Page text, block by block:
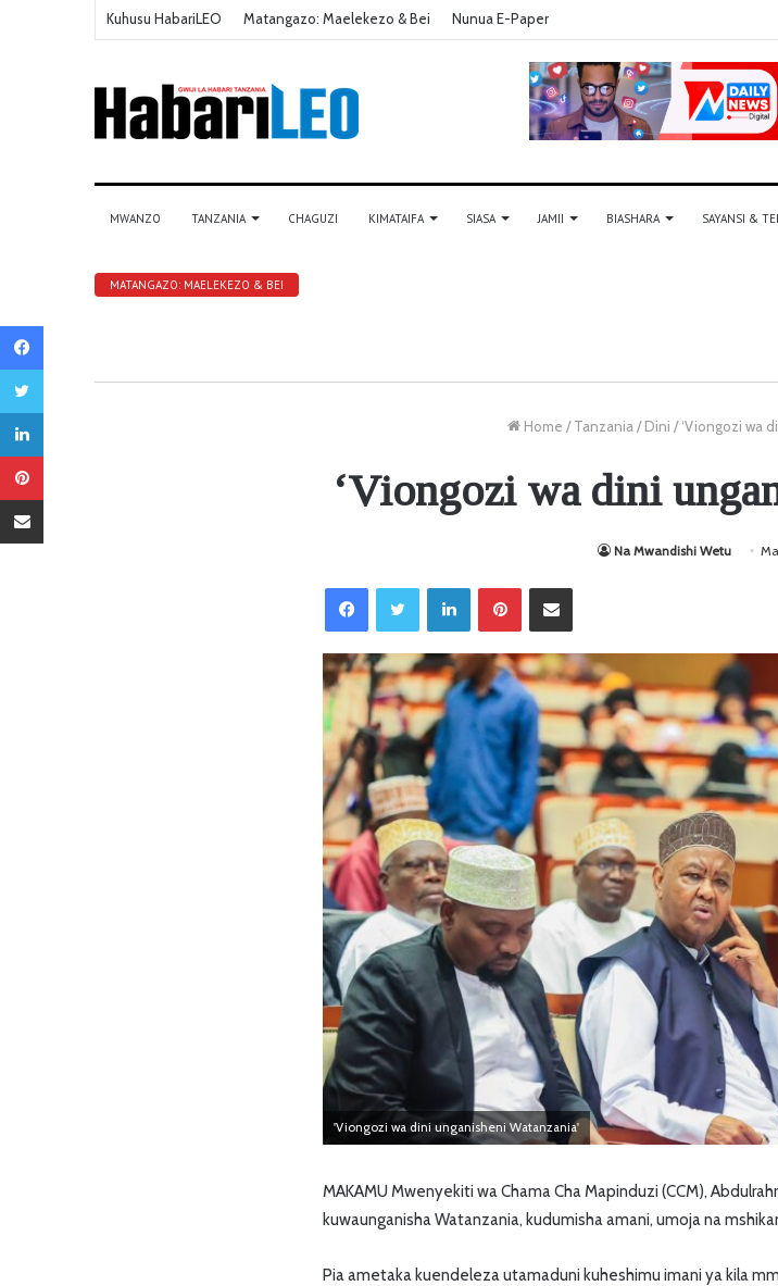
Kuhusu HabariLEO Matangazo: Maelekezo & Bei Nunua E-Paper
MWANZO TANZANIA CHAGUZI KIMATAIFA SIASA JAMII BIASHARA SAYANSI &
MATANGAZO: MAELEKEZO & BEI
Home / Tanzania / Dini / ‘Viongozi wa
‘Viongozi wa dini
Na Mwandishi Wetu
LinkedIn
'Viongozi wa dini unganisheni Watanzania'
MAKAMU Mwenyekiti wa Chama Cha Mapinduzi (CCM),
kuwaunganisha Watanzania, kudumisha amani, umoja na
Pia ametaka kuendeleza utamaduni kuheshimu imani ya kila